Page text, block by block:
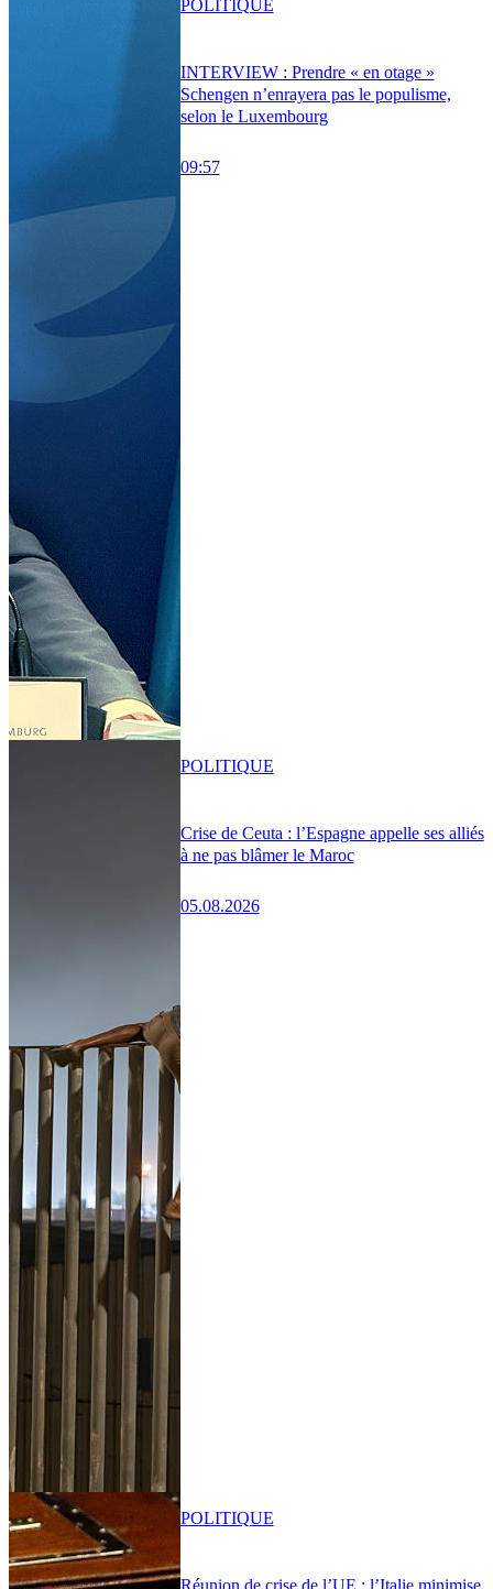
INTERVIEW : Prendre « en otage »
Schengen n’enrayera pas le populisme,
selon le Luxembourg
09:57
POLITIQUE
Crise de Ceuta : l’Espagne appelle ses alliés
à ne pas blâmer le Maroc
05.08.2026
POLITIQUE
Réunion de crise de l’UE : l’Italie minimise
POLITIQUE